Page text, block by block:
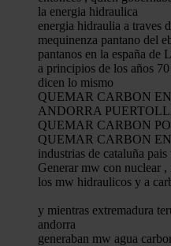
la energia hidraulica
energia hidraulia a traves
mequinenza pantano del
pantanos en la españa
a principios de los años
dicen lo mismo
QUEMAR CARBON
ANDORRA
QUEMAR CARBON
QUEMAR CARBON
industrias de cataluña
Generar mw con nuclear
los mw hidraulicos y a
y mientras extremadura
andorra
generaban mw agua